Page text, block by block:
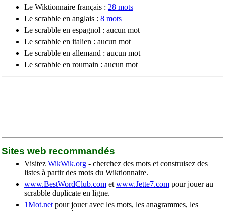
Le Wiktionnaire français : 28 mots
Le scrabble en anglais : 8 mots
Le scrabble en espagnol : aucun mot
Le scrabble en italien : aucun mot
Le scrabble en allemand : aucun mot
Le scrabble en roumain : aucun mot
Sites web recommandés
Visitez WikWik.org - cherchez des mots et construisez des
listes à partir des mots du Wiktionnaire.
www.BestWordClub.com et www.Jette7.com pour jouer au
scrabble duplicate en ligne.
1Mot.net pour jouer avec les mots, les anagrammes, les